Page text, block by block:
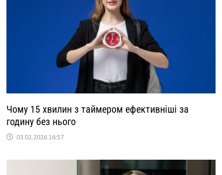
Чому 15 хвилин з таймером ефективніші за
годину без нього
03.02.2026 16:57